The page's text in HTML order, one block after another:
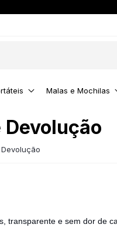
Malas e Mochilas
Devolução
transparente e sem dor de